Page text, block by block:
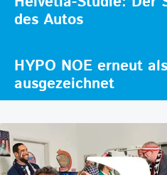
des Autos
HYPO NOE erneut
ausgezeichnet